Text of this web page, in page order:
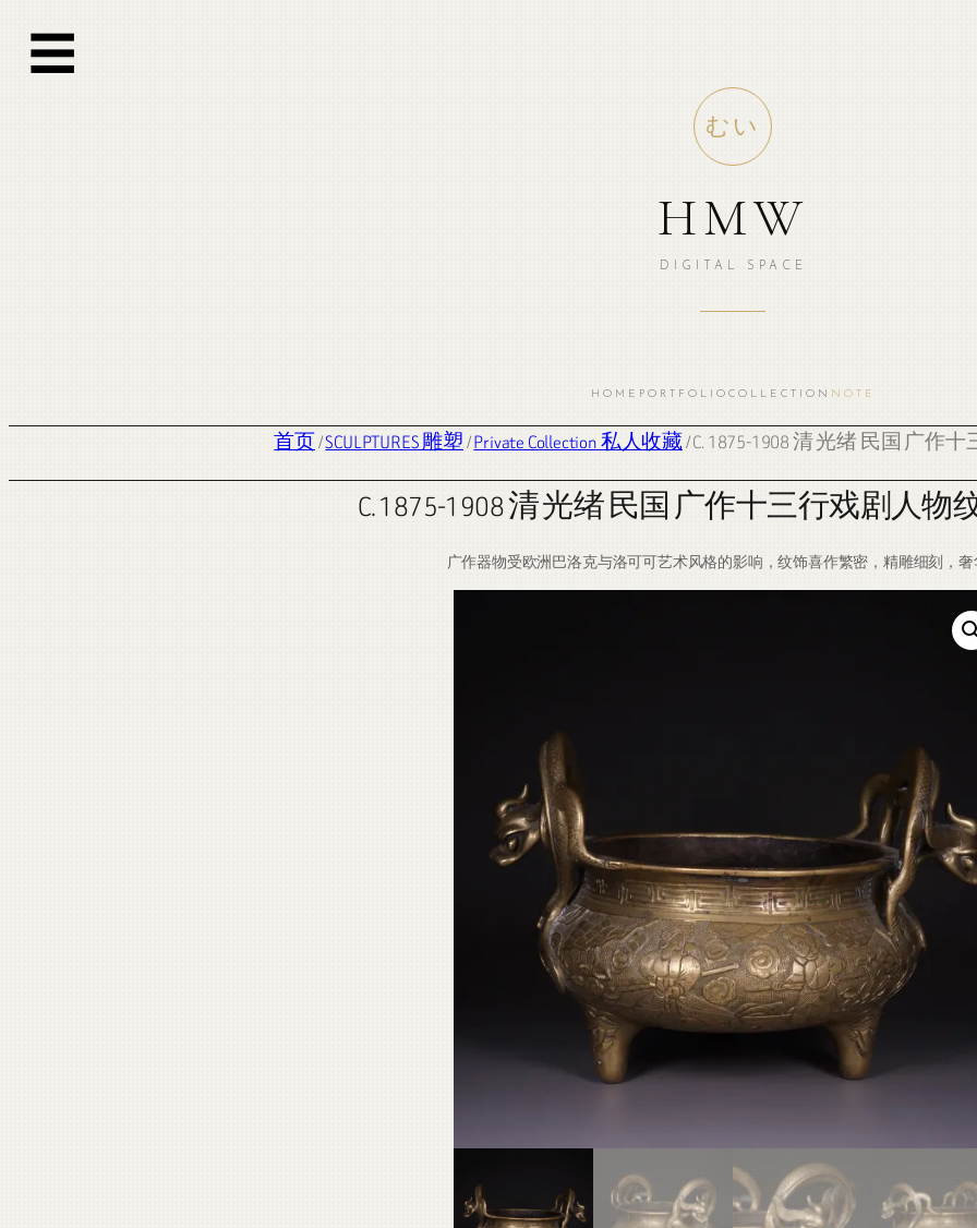
☰
むい
HMW
DIGITAL SPACE
HOME PORTFOLIO COLLECTION NOTE
首页/SCULPTURES 雕塑/Private Collection 私人收藏/ C. 1875-1908 清 光绪 民国 广作
C. 1875-1908 清 光绪 民国 广作十三行戏剧人物
广作器物受欧洲巴洛克与洛可可艺术风格的影响，纹饰喜作繁密，精雕细刻，